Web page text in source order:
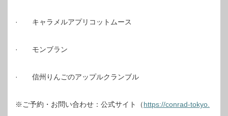
· キャラメルアプリコットムース
· モンブラン
· 信州りんごのアップルクランブル
※ご予約・お問い合わせ：公式サイト（https://conrad-tokyo.